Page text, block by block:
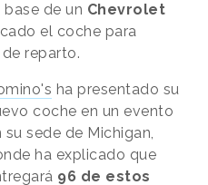
base de un Chevrolet
el coche para
reparto.
ha presentado su
coche en un evento
su sede de Michigan,
ha explicado que
96 de estos